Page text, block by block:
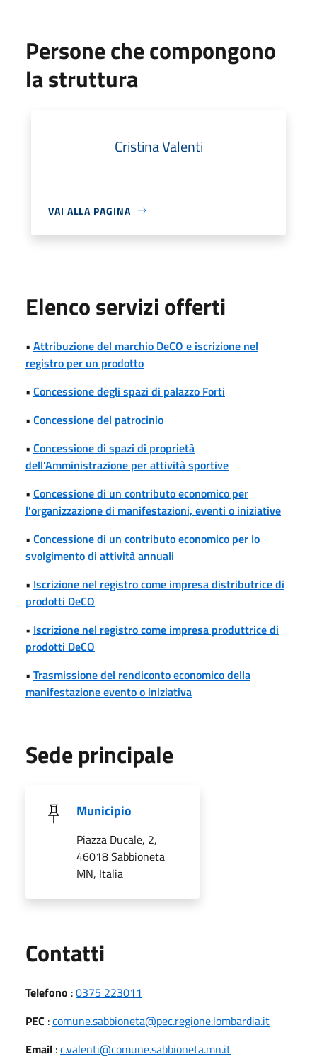
Persone che compongono
la struttura
Cristina Valenti
VAI ALLA PAGINA
Elenco servizi offerti
• Attribuzione del marchio DeCO e iscrizione nel
registro per un prodotto
• Concessione degli spazi di palazzo Forti
• Concessione del patrocinio
• Concessione di spazi di proprietà
dell'Amministrazione per attività sportive
• Concessione di un contributo economico per
l'organizzazione di manifestazioni, eventi o iniziative
• Concessione di un contributo economico per lo
svolgimento di attività annuali
• Iscrizione nel registro come impresa distributrice di
prodotti DeCO
• Iscrizione nel registro come impresa produttrice di
prodotti DeCO
• Trasmissione del rendiconto economico della
manifestazione evento o iniziativa
Sede principale
Municipio
Piazza Ducale, 2,
46018 Sabbioneta
MN, Italia
Contatti
Telefono :0375 223011
PEC :comune.sabbioneta@pec.regione.lombardia.it
Email :c.valenti@comune.sabbioneta.mn.it